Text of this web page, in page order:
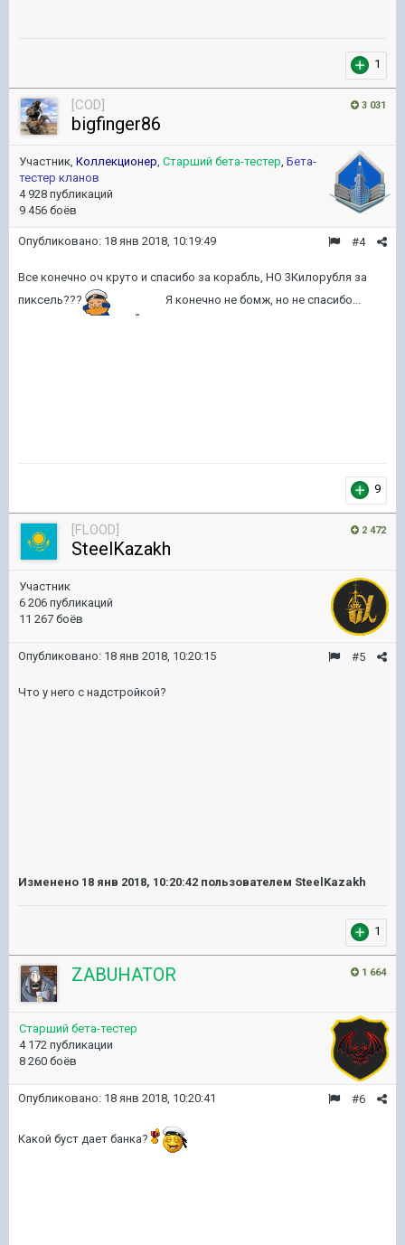
1
3 031
[COD]
bigfinger86
Участник, Коллекционер, Старший бета-тестер, Бета-
тестер кланов
4 928 публикаций
9 456 боёв
#4
Опубликовано: 18 янв 2018, 10:19:49
Все конечно оч круто и спасибо за корабль, НО 3Килорубля за
пиксель???
Я конечно не бомж, но не спасибо...
9
2 472
[FLOOD]
SteelKazakh
Участник
6 206 публикаций
11 267 боёв
#5
Опубликовано: 18 янв 2018, 10:20:15
Что у него с надстройкой?
Изменено 18 янв 2018, 10:20:42 пользователем SteelKazakh
1
1 664
ZABUHATOR
Старший бета-тестер
4 172 публикации
8 260 боёв
#6
Опубликовано: 18 янв 2018, 10:20:41
Какой буст дает банка?